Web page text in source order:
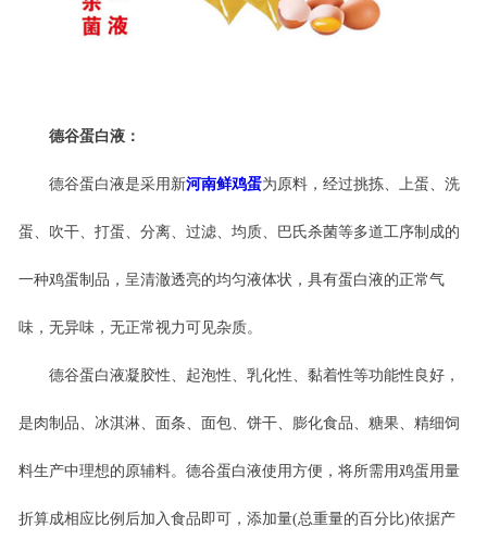
德谷蛋白液：
德谷蛋白液是采用新河南鲜鸡蛋为原料，经过挑拣、上蛋、洗
蛋、吹干、打蛋、分离、过滤、均质、巴氏杀菌等多道工序制成的
一种鸡蛋制品，呈清澈透亮的均匀液体状，具有蛋白液的正常气
味，无异味，无正常视力可见杂质。
德谷蛋白液凝胶性、起泡性、乳化性、黏着性等功能性良好，
是肉制品、冰淇淋、面条、面包、饼干、膨化食品、糖果、精细饲
料生产中理想的原辅料。德谷蛋白液使用方便，将所需用鸡蛋用量
折算成相应比例后加入食品即可，添加量(总重量的百分比)依据产